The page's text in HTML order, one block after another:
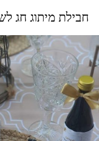
חבילת מיתוג חג לשולחן